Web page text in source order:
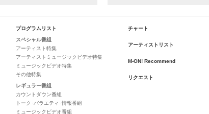
プログラムリスト
スペシャル番組
アーティスト特集
アーティストミュージックビデオ特集
ミュージックビデオ特集
その他特集
レギュラー番組
カウントダウン番組
トーク･バラエティ･情報番組
ミュージックビデオ番組
チャート
アーティストリスト
M-ON! Recommend
リクエスト